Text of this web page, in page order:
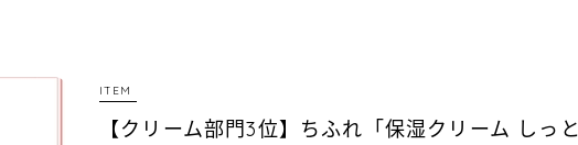
ITEM
【クリーム部門3位】ちふれ「保湿クリーム しっ